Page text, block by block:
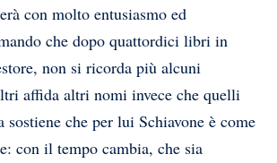
con molto entusiasmo ed
che dopo quattordici libri in
non si ricorda più alcuni
affida altri nomi invece che quelli
che per lui Schiavone è come
con il tempo cambia, che sia